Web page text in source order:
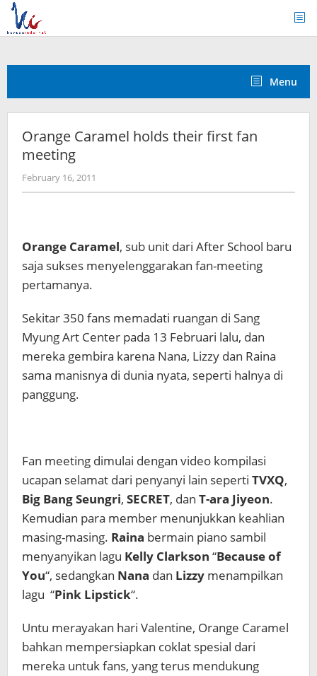
Skip
content
Menu
Orange Caramel holds their first fan
meeting
February 16, 2011
Koreanindo
Orange Caramel, sub unit dari After School baru
saja sukses menyelenggarakan fan-meeting
pertamanya.
Sekitar 350 fans memadati ruangan di Sang
Myung Art Center pada 13 Februari lalu, dan
mereka gembira karena Nana, Lizzy dan Raina
sama manisnya di dunia nyata, seperti halnya di
panggung.
Fan meeting dimulai dengan video kompilasi
ucapan selamat dari penyanyi lain seperti TVXQ,
Big BangSeungri, SECRET, dan T-ara Jiyeon.
Kemudian para member menunjukkan keahlian
masing-masing. Raina bermain piano sambil
menyanyikan lagu Kelly Clarkson “Because of
You“, sedangkan Nana dan Lizzy menampilkan
lagu “Pink Lipstick“.
Untu merayakan hari Valentine, Orange Caramel
bahkan mempersiapkan coklat spesial dari
mereka untuk fans, yang terus mendukung